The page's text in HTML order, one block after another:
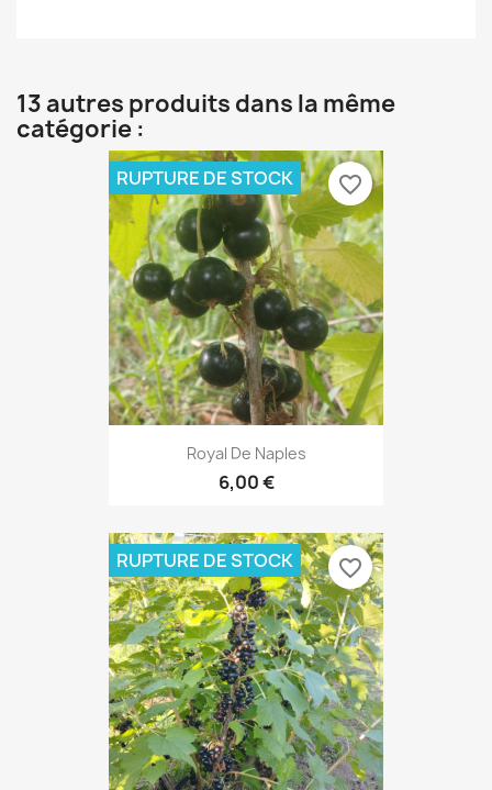
13 autres produits dans la même
catégorie :
Royal De Naples
6,00 €
RUPTURE DE STOCK favorite_border
RUPTURE DE STOCK favorite_border